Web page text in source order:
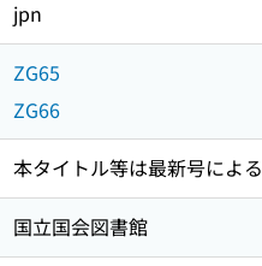
jpn
ZG65
ZG66
本タイトル等は最新号による
国立国会図書館